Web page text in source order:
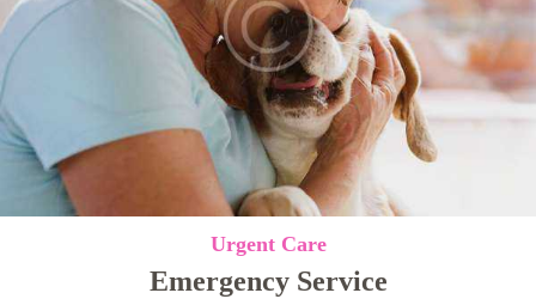
Urgent Care
Emergency Service